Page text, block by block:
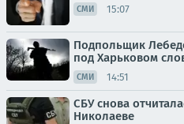
СМИ 15:07
Подпольщик
под Харьковом
СМИ 14:51
СБУ снова
Николаеве